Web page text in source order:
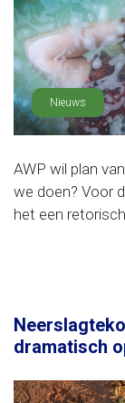
Nieuws
AWP wil plan
we doen? Voor
het een
dramatisch